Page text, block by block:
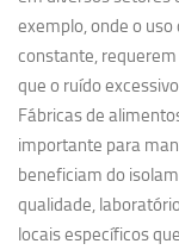
exemplo, onde o
constante,
que o ruído
Fábricas de
importante para
beneficiam do
qualidade,
locais específicos